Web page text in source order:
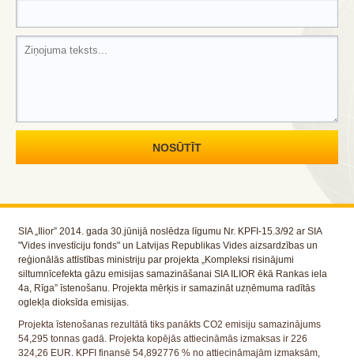
SIA „Ilior” 2014. gada 30.jūnijā noslēdza līgumu Nr. KPFI-15.3/92 ar SIA
"Vides investīciju fonds" un Latvijas Republikas Vides aizsardzības un
reģionālās attīstības ministriju par projekta „Kompleksi risinājumi
siltumnīcefekta gāzu emisijas samazināšanai SIA ILIOR ēkā Rankas iela
4a, Rīga” īstenošanu. Projekta mērķis ir samazināt uzņēmuma radītās
oglekļa dioksīda emisijas.
Projekta īstenošanas rezultātā tiks panākts CO2 emisiju samazinājums
54,295 tonnas gadā. Projekta kopējās attiecināmās izmaksas ir 226
324,26 EUR. KPFI finansē 54,892776 % no attiecināmajām izmaksām,